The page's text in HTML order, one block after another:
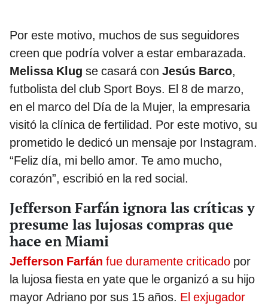
Por este motivo, muchos de sus seguidores
creen que podría volver a estar embarazada.
Melissa Klug se casará con Jesús Barco,
futbolista del club Sport Boys. El 8 de marzo,
en el marco del Día de la Mujer, la empresaria
visitó la clínica de fertilidad. Por este motivo, su
prometido le dedicó un mensaje por Instagram.
“Feliz día, mi bello amor. Te amo mucho,
corazón”, escribió en la red social.
Jefferson Farfán ignora las críticas y
presume las lujosas compras que
hace en Miami
Jefferson Farfán fue duramente criticado por
la lujosa fiesta en yate que le organizó a su hijo
mayor Adriano por sus 15 años. El exjugador